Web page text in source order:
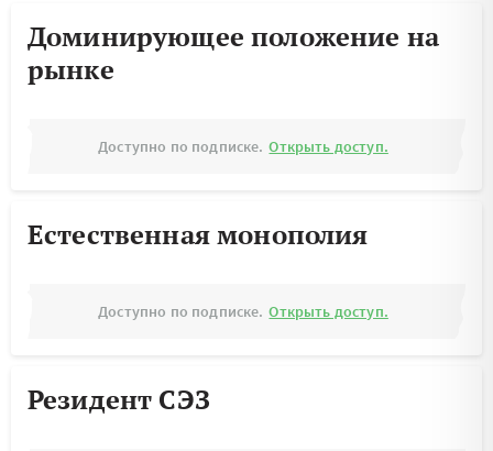
Доминирующее положение на
рынке
Доступно по подписке. Открыть доступ.
Естественная монополия
Доступно по подписке. Открыть доступ.
Резидент СЭЗ